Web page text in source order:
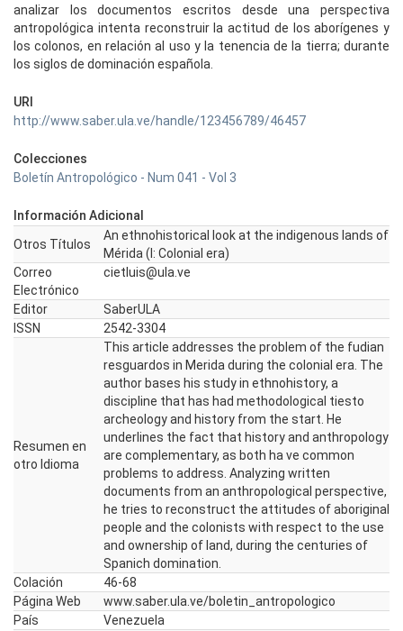
analizar los documentos escritos desde una perspectiva
antropológica intenta reconstruir la actitud de los aborígenes y
los colonos, en relación al uso y la tenencia de la tierra; durante
los siglos de dominación española.
URI
http://www.saber.ula.ve/handle/123456789/46457
Colecciones
Boletín Antropológico - Num 041 - Vol 3
Información Adicional
Otros Títulos
An ethnohistorical look at the indigenous lands of
Mérida (I: Colonial era)
Correo
Electrónico
cietluis@ula.ve
Editor
SaberULA
ISSN
2542-3304
Resumen en
otro Idioma
This article addresses the problem of the fudian
resguardos in Merida during the colonial era. The
author bases his study in ethnohistory, a
discipline that has had methodological tiesto
archeology and history from the start. He
underlines the fact that history and anthropology
are complementary, as both ha ve common
problems to address. Analyzing written
documents from an anthropological perspective,
he tries to reconstruct the attitudes of aboriginal
people and the colonists with respect to the use
and ownership of land, during the centuries of
Spanich domination.
Colación
46-68
Página Web
www.saber.ula.ve/boletin_antropologico
País
Venezuela